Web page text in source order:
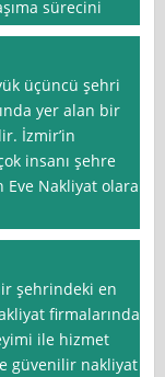
sürecini
üçüncü şehri
yer alan bir
İzmir’in
insanı şehre
Nakliyat olarak
şehrindeki en
firmalarından
ile hizmet
güvenilir nakliyat